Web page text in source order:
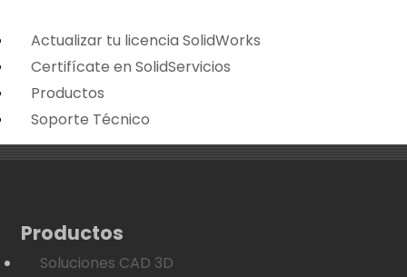
Actualizar tu licencia SolidWorks
Certifícate en SolidServicios
Productos
Soporte Técnico
Productos
Soluciones CAD 3D